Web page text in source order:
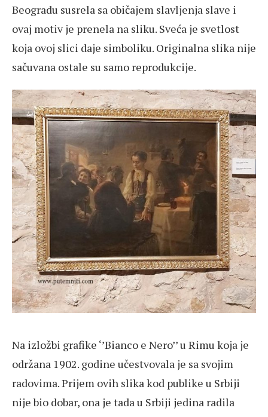
Beogradu susrela sa običajem slavljenja slave i
ovaj motiv je prenela na sliku. Sveća je svetlost
koja ovoj slici daje simboliku. Originalna slika nije
sačuvana ostale su samo reprodukcije.
Na izložbi grafike ‘’Bianco e Nero’’ u Rimu koja je
održana 1902. godine učestvovala je sa svojim
radovima. Prijem ovih slika kod publike u Srbiji
nije bio dobar, ona je tada u Srbiji jedina radila